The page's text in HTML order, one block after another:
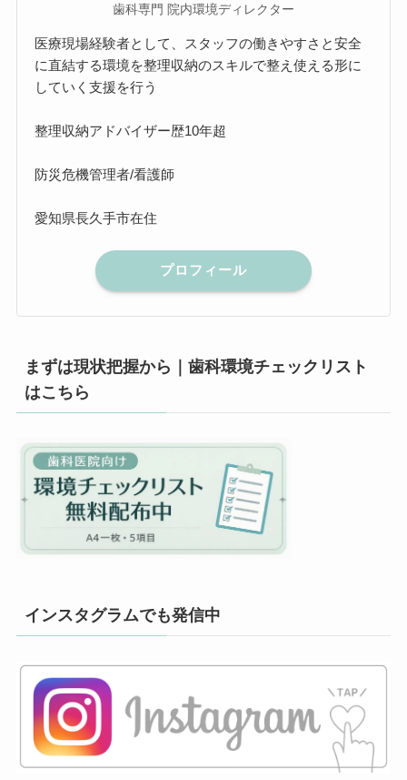
歯科専門 院内環境ディレクター
医療現場経験者として、スタッフの働きやすさと安全
に直結する環境を整理収納のスキルで整え使える形に
していく支援を行う
整理収納アドバイザー歴10年超
防災危機管理者/看護師
愛知県長久手市在住
プロフィール
まずは現状把握から｜歯科環境チェックリスト
はこちら
インスタグラムでも発信中